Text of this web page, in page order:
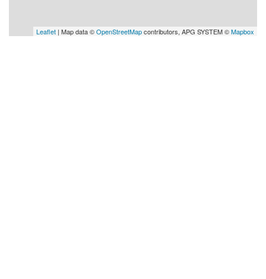
Leaflet | Map data ©OpenStreetMapcontributors, APG SYSTEM ©Mapbox